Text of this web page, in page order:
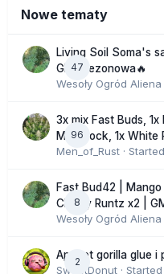
Nowe tematy
47
Living Soil Soma's
GHS sezonowa🔥
Wesoły Ogród Aliena
96
3x mix Fast Buds,
Moonrock, 1x White
Men_of_Rust · Started
8
Fast Bud42 |
Cherry Runtz x2 |
Wesoły Ogród Aliena
2
Apricot gorilla glue i
SweetDonut · Started